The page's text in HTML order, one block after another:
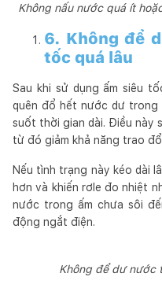
Không nấu nước quá ít
6. Không để
tốc quá lâu
Sau khi sử dụng ấm siêu
quên đổ hết nước dư trong
suốt thời gian dài. Điều này
từ đó giảm khả năng trao
Nếu tình trạng này kéo dài
hơn và khiến rơle đo nhiệt
nước trong ấm chưa sôi
động ngắt điện.
Không để dư nước